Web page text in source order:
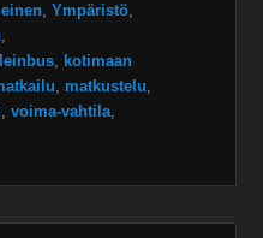
,Ympäristö,
,
, kotimaan
, matkustelu,
,voima-vahtila,